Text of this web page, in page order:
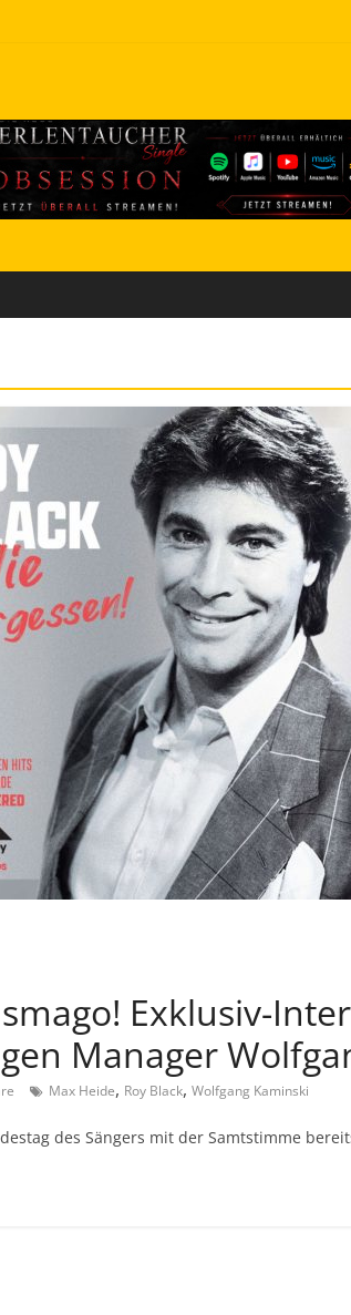
smago! Exklusiv-
Manager
Max Heide, Roy Black, Wolfgang Kaminski
des Sängers mit der Samtstimme